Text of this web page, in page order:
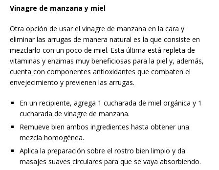
Vinagre de manzana y miel
Otra opción de usar el vinagre de manzana en la cara y
eliminar las arrugas de manera natural es la que consiste en
mezclarlo con un poco de miel. Esta última está repleta de
vitaminas y enzimas muy beneficiosas para la piel y, además,
cuenta con componentes antioxidantes que combaten el
envejecimiento y previenen las arrugas.
En un recipiente, agrega 1 cucharada de miel orgánica y 1
cucharada de vinagre de manzana.
Remueve bien ambos ingredientes hasta obtener una
mezcla homogénea.
Aplica la preparación sobre el rostro bien limpio y da
masajes suaves circulares para que se vaya absorbiendo.